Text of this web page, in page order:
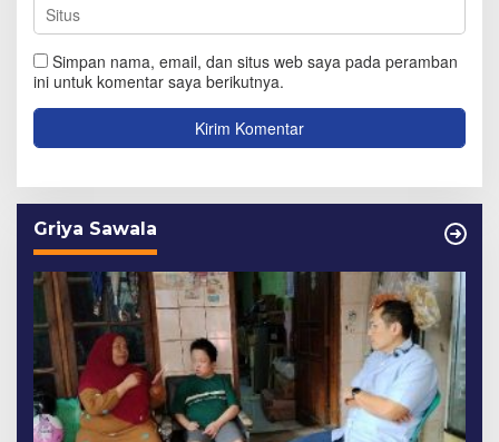
Simpan nama, email, dan situs web saya pada peramban
ini untuk komentar saya berikutnya.
Griya Sawala